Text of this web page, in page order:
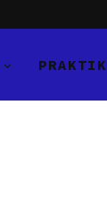
PRAKTIK